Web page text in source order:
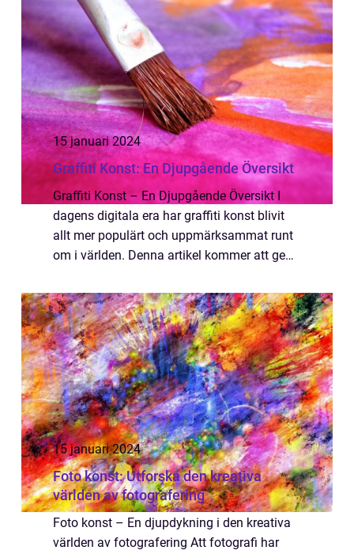
15 januari 2024
Graffiti Konst: En Djupgående Översikt
Graffiti Konst – En Djupgående Översikt I
dagens digitala era har graffiti konst blivit
allt mer populärt och uppmärksammat runt
om i världen. Denna artikel kommer att ge
konst, inklusive dess defi...
15 januari 2024
Foto konst: Utforska den kreativa
världen av fotografering
Foto konst – En djupdykning i den kreativa
världen av fotografering Att fotografi har